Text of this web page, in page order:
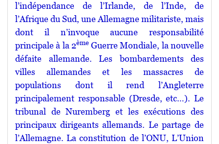
l’indépendance de l’Irlande, de l’Inde, de
l’Afrique du Sud, une Allemagne militariste, mais
dont il n’invoque aucune responsabilité
principale à la 2èmeGuerre Mondiale, la nouvelle
défaite allemande. Les bombardements des
villes allemandes et les massacres de
populations dont il rend l’Angleterre
principalement responsable (Dresde, etc…). Le
tribunal de Nuremberg et les exécutions des
principaux dirigeants allemands. Le partage de
l’Allemagne. La constitution de l’ONU, L’Union